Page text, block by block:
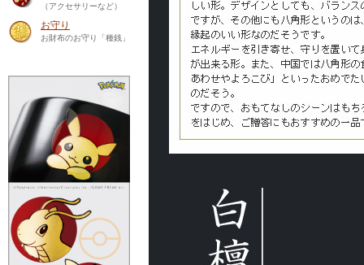
（アクセサリーなど）
お守り
お財布のお守り「種銭」